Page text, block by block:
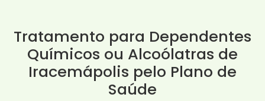
Tratamento para Dependentes
Químicos ou Alcoólatras de
Iracemápolis pelo Plano de
Saúde